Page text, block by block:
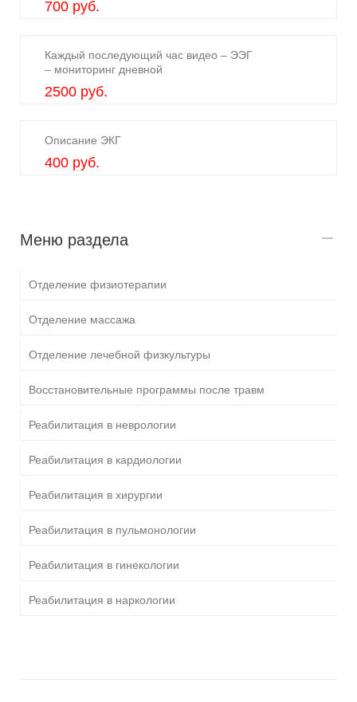
700 руб.
Каждый последующий час видео – ЭЭГ
– мониторинг дневной
2500 руб.
Описание ЭКГ
400 руб.
Меню раздела
Отделение физиотерапии
Отделение массажа
Отделение лечебной физкультуры
Восстановительные программы после травм
Реабилитация в неврологии
Реабилитация в кардиологии
Реабилитация в хирургии
Реабилитация в пульмонологии
Реабилитация в гинекологии
Реабилитация в наркологии